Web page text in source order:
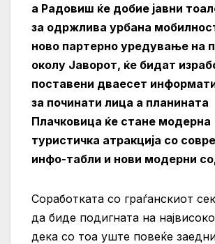
а Радовиш ќе добие јавни
за одржлива урбана
ново партерно уредување на
околу Јаворот, ќе бидат
поставени дваесет
за починати лица а планината
Плачковица ќе стане модерна
туристичка атракција со
инфо-табли и нови модерни
Соработката со граѓанскиот
да биде подигната на
дека со тоа уште повеќе